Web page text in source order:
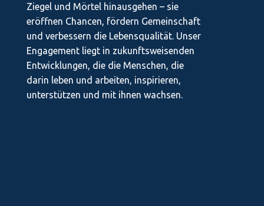
Ziegel und Mörtel hinausgehen – sie
eröffnen Chancen, fördern Gemeinschaft
und verbessern die Lebensqualität. Unser
Engagement liegt in zukunftsweisenden
Entwicklungen, die die Menschen, die
darin leben und arbeiten, inspirieren,
unterstützen und mit ihnen wachsen.